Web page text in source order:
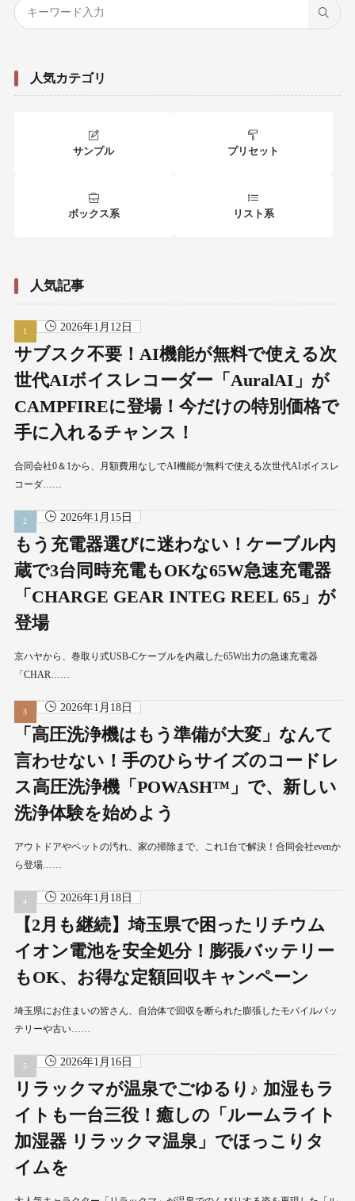
人気カテゴリ
サンプル プリセット
ボックス系 リスト系
人気記事
2026年1月12日
サブスク不要！AI機能が無料で使える次
世代AIボイスレコーダー「AuralAI」が
CAMPFIREに登場！今だけの特別価格で
手に入れるチャンス！
合同会社0＆1から、月額費用なしでAI機能が無料で使える次世代AIボイスレ
コーダ……
2026年1月15日
もう充電器選びに迷わない！ケーブル内
蔵で3台同時充電もOKな65W急速充電器
「CHARGE GEAR INTEG REEL 65」が
登場
京ハヤから、巻取り式USB-Cケーブルを内蔵した65W出力の急速充電器
「CHAR……
2026年1月18日
「高圧洗浄機はもう準備が大変」なんて
言わせない！手のひらサイズのコードレ
ス高圧洗浄機「POWASH™」で、新しい
洗浄体験を始めよう
アウトドアやペットの汚れ、家の掃除まで、これ1台で解決！合同会社evenか
ら登場……
2026年1月18日
【2月も継続】埼玉県で困ったリチウム
イオン電池を安全処分！膨張バッテリー
もOK、お得な定額回収キャンペーン
埼玉県にお住まいの皆さん、自治体で回収を断られた膨張したモバイルバッ
テリーや古い……
2026年1月16日
リラックマが温泉でごゆるり♪ 加湿もラ
イトも一台三役！癒しの「ルームライト
加湿器 リラックマ温泉」でほっこりタ
イムを